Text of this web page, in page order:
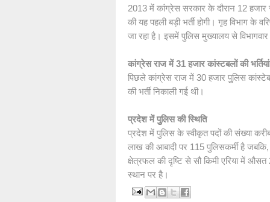
2013 में कांग्रेस सरकार के दौरान 12 हजार
की यह पहली बड़ी भर्ती होगी। गृह विभाग के
जा रहा है। इसमें पुलिस मुख्यालय से विभागवार
कांग्रेस राज में 31 हजार कांस्टबलों की भर्तियां
पिछले कांग्रेस राज में 30 हजार पुुलिस
की भर्ती निकाली गई थी।
प्रदेश में पुुलिस की स्थिति
प्रदेश में पुलिस के स्वीकृत पदों की संख्या
लाख की आबादी पर 115 पुलिसकर्मी है
क्षेत्रफल की दृष्टि से सौ किमी ​एरिया में
स्थान पर है।